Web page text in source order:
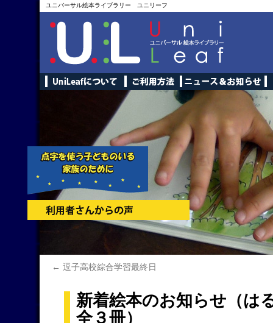
ユニバーサル絵本ライブラリー ユニリーフ
← 逗子高校綜合学習最終日
新着絵本のお知らせ（
全３冊）